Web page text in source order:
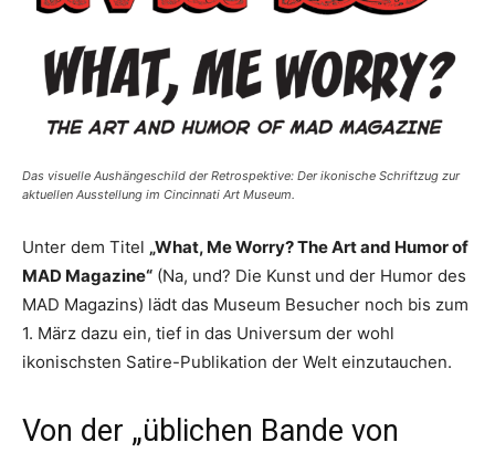
Das visuelle Aushängeschild der Retrospektive: Der ikonische Schriftzug zur
aktuellen Ausstellung im Cincinnati Art Museum.
Unter dem Titel „What, Me Worry? The Art and Humor of
MAD Magazine“ (Na, und? Die Kunst und der Humor des
MAD Magazins) lädt das Museum Besucher noch bis zum
1. März dazu ein, tief in das Universum der wohl
ikonischsten Satire-Publikation der Welt einzutauchen.
Von der „üblichen Bande von